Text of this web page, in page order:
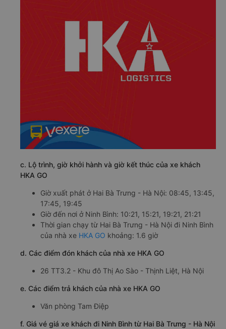
c. Lộ trình, giờ khởi hành và giờ kết thúc của xe khách
HKA GO
Giờ xuất phát ở Hai Bà Trưng - Hà Nội: 08:45, 13:45,
17:45, 19:45
Giờ đến nơi ở Ninh Bình: 10:21, 15:21, 19:21, 21:21
Thời gian chạy từ Hai Bà Trưng - Hà Nội đi Ninh Bình
của nhà xe HKA GO khoảng: 1.6 giờ
d. Các điểm đón khách của nhà xe HKA GO
26 TT3.2 - Khu đô Thị Ao Sào - Thịnh Liệt, Hà Nội
e. Các điểm trả khách của nhà xe HKA GO
Văn phòng Tam Điệp
f. Giá vé giá xe khách đi Ninh Bình từ Hai Bà Trưng - Hà Nội